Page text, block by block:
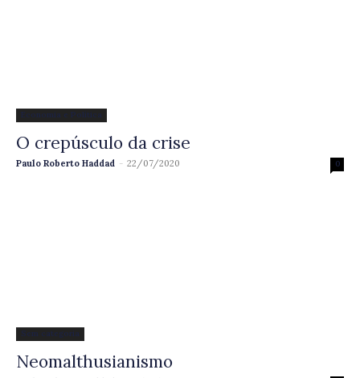
Economia e Política
O crepúsculo da crise
Paulo Roberto Haddad - 22/07/2020 0
Sem categoria
Neomalthusianismo